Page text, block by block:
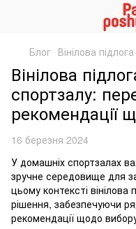
Блог Вінілова
Вінілова
спортзалу:
рекомендації
16 березня 2024
У домашніх спортзалах
зручне середовище для
цьому контексті вінілова
рішення, забезпечуючи
рекомендації щодо